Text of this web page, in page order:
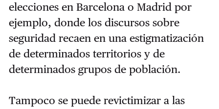
elecciones en Barcelona o Madrid por
ejemplo, donde los discursos sobre
seguridad recaen en una estigmatización
de determinados territorios y de
determinados grupos de población.
Tampoco se puede revictimizar a las